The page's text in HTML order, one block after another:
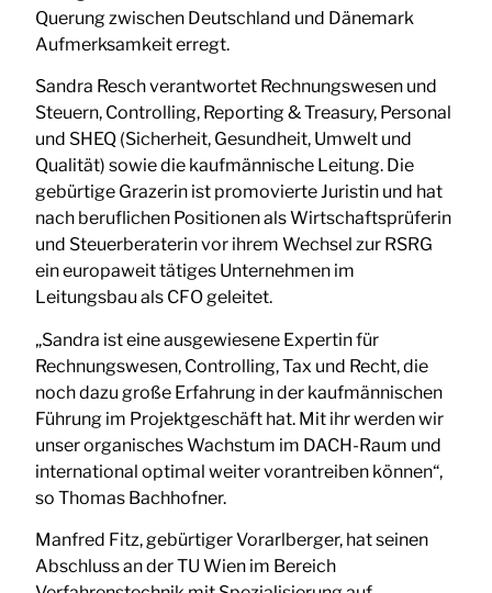
Querung zwischen Deutschland und Dänemark
Aufmerksamkeit erregt.
Sandra Resch verantwortet Rechnungswesen und
Steuern, Controlling, Reporting & Treasury, Personal
und SHEQ (Sicherheit, Gesundheit, Umwelt und
Qualität) sowie die kaufmännische Leitung. Die
gebürtige Grazerin ist promovierte Juristin und hat
nach beruflichen Positionen als Wirtschaftsprüferin
und Steuerberaterin vor ihrem Wechsel zur RSRG
ein europaweit tätiges Unternehmen im
Leitungsbau als CFO geleitet.
„Sandra ist eine ausgewiesene Expertin für
Rechnungswesen, Controlling, Tax und Recht, die
noch dazu große Erfahrung in der kaufmännischen
Führung im Projektgeschäft hat. Mit ihr werden wir
unser organisches Wachstum im DACH-Raum und
international optimal weiter vorantreiben können“,
so Thomas Bachhofner.
Manfred Fitz, gebürtiger Vorarlberger, hat seinen
Abschluss an der TU Wien im Bereich